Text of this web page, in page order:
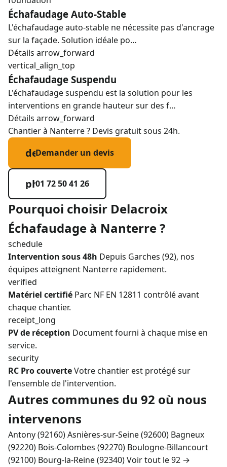
Échafaudage Auto-Stable
L'échafaudage auto-stable ne nécessite pas d'ancrage
sur la façade. Solution idéale po…
Détails arrow_forward
vertical_align_top
Échafaudage Suspendu
L'échafaudage suspendu est la solution pour les
interventions en grande hauteur sur des f…
Détails arrow_forward
Chantier à Nanterre ? Devis gratuit sous 24h.
description
Demander un devis
phone_in_talk
01 72 50 41 26
Pourquoi choisir Delacroix
Échafaudage à Nanterre ?
schedule
Intervention sous 48h Depuis Garches (92), nos
équipes atteignent Nanterre rapidement.
verified
Matériel certifié Parc NF EN 12811 contrôlé avant
chaque chantier.
receipt_long
PV de réception Document fourni à chaque mise en
service.
security
RC Pro couverteVotre chantier est protégé sur
l'ensemble de l'intervention.
Autres communes du 92 où nous
intervenons
Antony (92160)Asnières-sur-Seine (92600) Bagneux
(92220) Bois-Colombes (92270) Boulogne-Billancourt
(92100) Bourg-la-Reine (92340)Voir tout le 92 →